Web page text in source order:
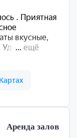
Аренда залов